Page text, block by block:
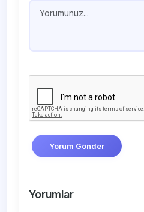
Yorum Gönder
Yorumlar